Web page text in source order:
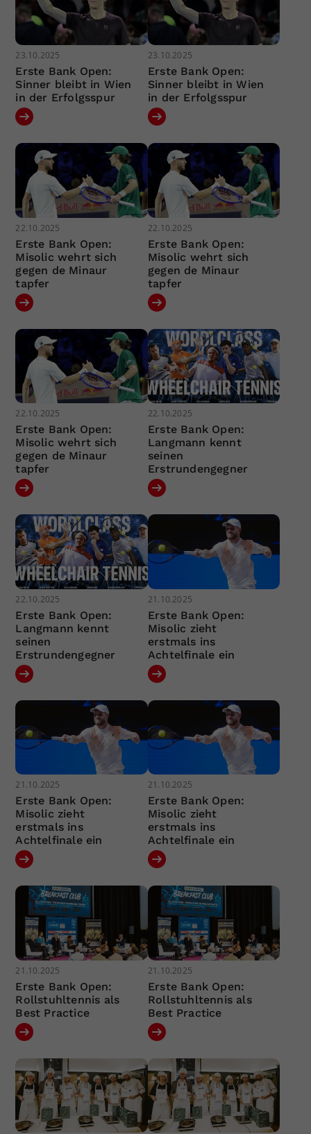
23.10.2025
Erste Bank Open:
Sinner bleibt in Wien
in der Erfolgsspur
23.10.2025
Erste Bank Open:
Sinner bleibt in Wien
in der Erfolgsspur
22.10.2025
Erste Bank Open:
Misolic wehrt sich
gegen de Minaur
tapfer
22.10.2025
Erste Bank Open:
Misolic wehrt sich
gegen de Minaur
tapfer
22.10.2025
Erste Bank Open:
Misolic wehrt sich
gegen de Minaur
tapfer
22.10.2025
Erste Bank Open:
Langmann kennt
seinen
Erstrundengegner
22.10.2025
Erste Bank Open:
Langmann kennt
seinen
Erstrundengegner
21.10.2025
Erste Bank Open:
Misolic zieht
erstmals ins
Achtelfinale ein
21.10.2025
Erste Bank Open:
Misolic zieht
erstmals ins
Achtelfinale ein
21.10.2025
Erste Bank Open:
Misolic zieht
erstmals ins
Achtelfinale ein
21.10.2025
Erste Bank Open:
Rollstuhltennis als
Best Practice
21.10.2025
Erste Bank Open:
Rollstuhltennis als
Best Practice